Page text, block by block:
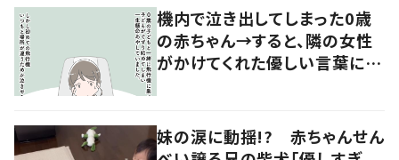
機内で泣き出してしまった0歳
の赤ちゃん→すると、隣の女性
がかけてくれた優しい言葉に
妹の涙に動揺!? 赤ちゃんせん